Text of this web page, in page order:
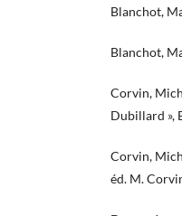
Blanchot,
Blanchot,
Corvin,
Dubillard »,
Corvin,
éd. M.